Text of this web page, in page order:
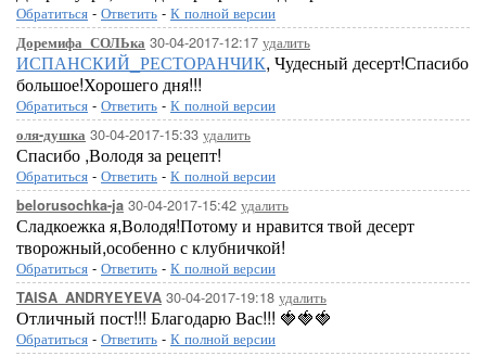
Обратиться - Ответить - К полной версии
Доремифа_СОЛЬка 30-04-2017-12:17 удалить
ИСПАНСКИЙ_РЕСТОРАНЧИК, Чудесный десерт!Спасибо
большое!Хорошего дня!!!
Обратиться - Ответить - К полной версии
оля-душка 30-04-2017-15:33 удалить
Спасибо ,Володя за рецепт!
Обратиться - Ответить - К полной версии
belorusochka-ja 30-04-2017-15:42 удалить
Сладкоежка я,Володя!Потому и нравится твой десерт
творожный,особенно с клубничкой!
Обратиться - Ответить - К полной версии
TAISA_ANDRYEYEVA 30-04-2017-19:18 удалить
Отличный пост!!! Благодарю Вас!!! 🍓🍓🍓
Обратиться - Ответить - К полной версии